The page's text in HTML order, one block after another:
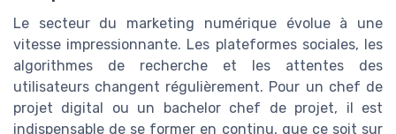
Le secteur du marketing numérique évolue à une
vitesse impressionnante. Les plateformes sociales, les
algorithmes de recherche et les attentes des
utilisateurs changent régulièrement. Pour un chef de
projet digital ou un bachelor chef de projet, il est
indispensable de se former en continu, que ce soit sur